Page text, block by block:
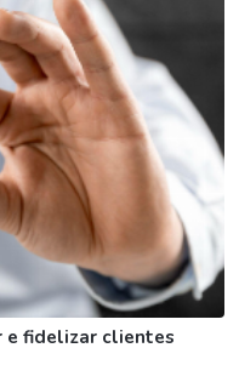
e fidelizar clientes